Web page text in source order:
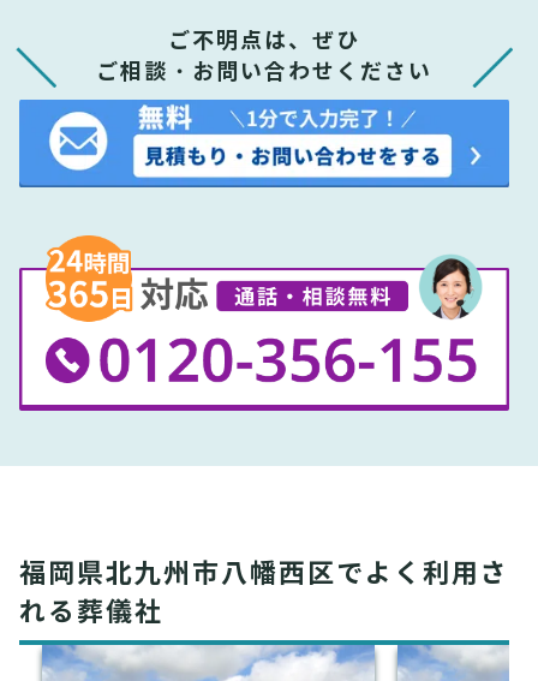
ご不明点は、ぜひ
ご相談・お問い合わせください
福岡県北九州市八幡西区でよく利用さ
れる葬儀社